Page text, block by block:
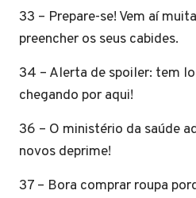
33 – Prepare-se! Vem aí
preencher os seus cabides.
34 – Alerta de spoiler: tem
chegando por aqui!
36 – O ministério da saúde
novos deprime!
37 – Bora comprar roupa